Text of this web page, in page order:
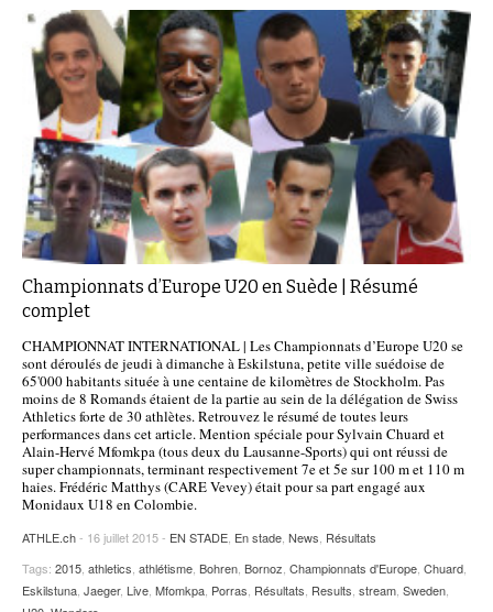
Championnats d’Europe U20 en Suède | Résumé
complet
CHAMPIONNAT INTERNATIONAL | Les Championnats d’Europe U20 se
sont déroulés de jeudi à dimanche à Eskilstuna, petite ville suédoise de
65'000 habitants située à une centaine de kilomètres de Stockholm. Pas
moins de 8 Romands étaient de la partie au sein de la délégation de Swiss
Athletics forte de 30 athlètes. Retrouvez le résumé de toutes leurs
performances dans cet article. Mention spéciale pour Sylvain Chuard et
Alain-Hervé Mfomkpa (tous deux du Lausanne-Sports) qui ont réussi de
super championnats, terminant respectivement 7e et 5e sur 100 m et 110 m
haies. Frédéric Matthys (CARE Vevey) était pour sa part engagé aux
Monidaux U18 en Colombie.
ATHLE.ch- 16 juillet 2015 - EN STADE En stade News Résultats
Tags: 2015 athletics athlétisme Bohren Bornoz Championnats d'Europe Chuard
Eskilstuna Jaeger, Live Mfomkpa Porras Résultats Results stream Sweden